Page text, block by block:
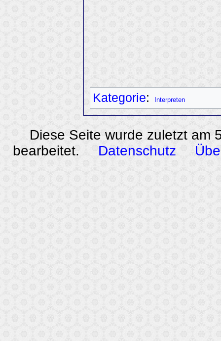
Kategorie: Interpreten
Diese Seite wurde zuletzt am
bearbeitet.
Datenschutz